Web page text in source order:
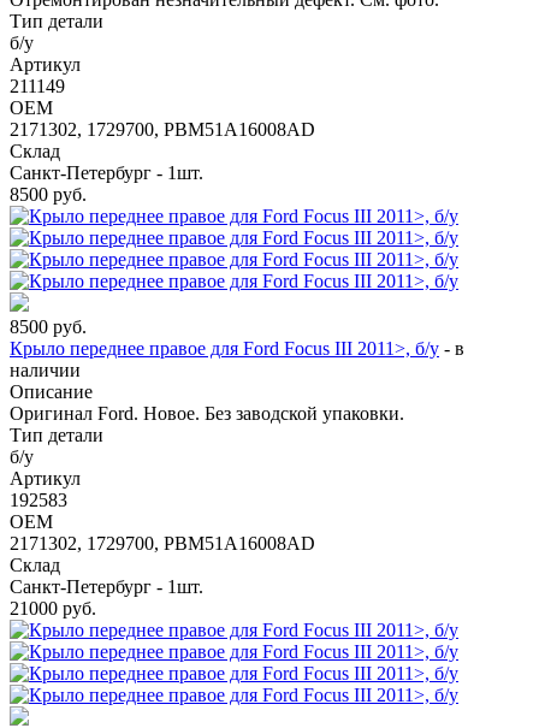
Тип детали
б/у
Артикул
211149
OEM
2171302, 1729700, PBM51A16008AD
Склад
Санкт-Петербург - 1шт.
8500 руб.
8500 руб.
Крыло переднее правое для Ford Focus III 2011>, б/у - в
наличии
Описание
Оригинал Ford. Новое. Без заводской упаковки.
Тип детали
б/у
Артикул
192583
OEM
2171302, 1729700, PBM51A16008AD
Склад
Санкт-Петербург - 1шт.
21000 руб.